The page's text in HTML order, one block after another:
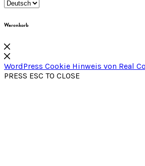
Warenkorb
WordPress Cookie Hinweis von Real
PRESS ESC TO CLOSE